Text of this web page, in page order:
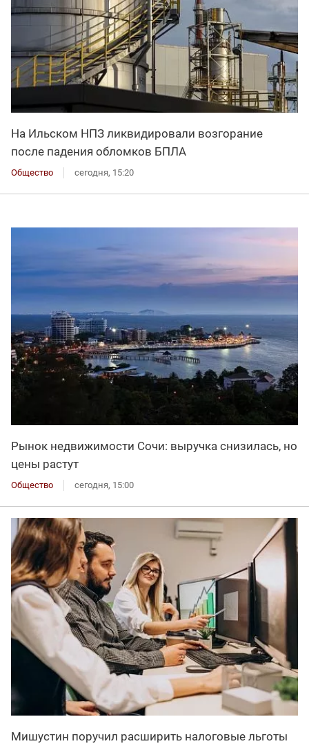
На Ильском НПЗ ликвидировали возгорание
после падения обломков БПЛА
Общество сегодня, 15:20
Рынок недвижимости Сочи: выручка снизилась, но
цены растут
Общество сегодня, 15:00
Мишустин поручил расширить налоговые льготы